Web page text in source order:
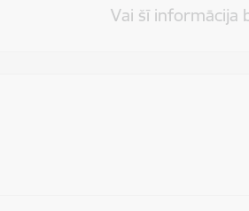
Vai šī informācija